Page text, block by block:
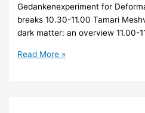
Gedankenexperiment for
breaks 10.30-11.00 Tamari
dark matter: an overview 11.00-
Conference
Read More »